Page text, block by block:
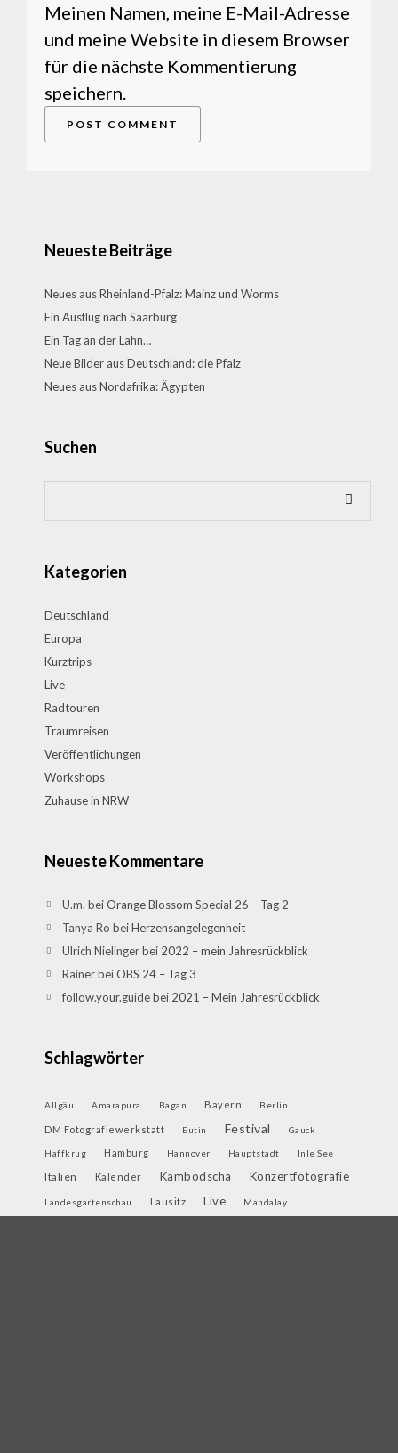
Meinen Namen, meine E-Mail-Adresse
und meine Website in diesem Browser
für die nächste Kommentierung
speichern.
Neueste Beiträge
Neues aus Rheinland-Pfalz: Mainz und Worms
Ein Ausflug nach Saarburg
Ein Tag an der Lahn…
Neue Bilder aus Deutschland: die Pfalz
Neues aus Nordafrika: Ägypten
Suchen
Kategorien
Deutschland
Europa
Kurztrips
Live
Radtouren
Traumreisen
Veröffentlichungen
Workshops
Zuhause in NRW
Neueste Kommentare
U.m. beiOrange Blossom Special 26 – Tag 2
Tanya Ro beiHerzensangelegenheit
Ulrich Nielingerbei 2022 – mein Jahresrückblick
RainerbeiOBS 24 – Tag 3
follow.your.guidebei 2021 – Mein Jahresrückblick
Schlagwörter
Allgäu Amarapura Bagan Bayern Berlin
DM Fotografiewerkstatt Eutin Festival Gauck
Haffkrug Hamburg Hannover Hauptstadt Inle See
Italien Kalender Kambodscha Konzertfotografie
Landesgartenschau Lausitz Live Mandalay